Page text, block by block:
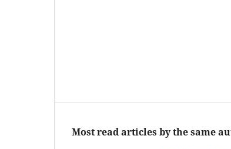
Most read articles by the same